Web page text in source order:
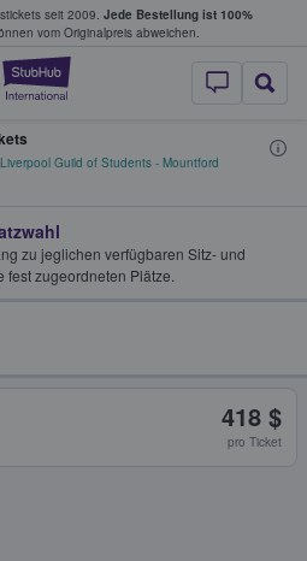
seit 2009. Jede Bestellung ist 100%
vom Originalpreis abweichen.
StubHub - Wo
verkaufen
Liverpool Guild of Students - Mountford
zu jeglichen verfügbaren Sitz- und
fest zugeordneten Plätze.
418 $
pro Ticket